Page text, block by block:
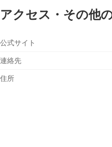
アクセス・その他
公式サイト
連絡先
住所